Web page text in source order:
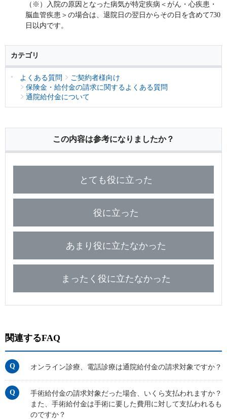
あんしんねんきん介護
あんしんねんきん介護Ｒ
こども保険
個人年金保険
個人年金保険
変額保険
急な資金が必要なとき
引越しするとき
結婚するとき
保険料の支払いが困難なとき
子どもが生まれるとき
子どもが独立・就職するとき
転職・退職するとき
介護が必要になったとき
ご病気・ご不幸があったとき
（※）入院の原因となった病気が特定疾病＜がん・心疾患・
脳血管疾患＞の場合は、退院日の翌日からその日を含めて730
日以内です。
カテゴリ
よくある質問
ご契約者様向け
保険金・給付金の請求に関するよくある質問
通院給付金について
この内容は参考になりましたか？
とても役に立った
役に立った
あまり役に立たなかった
まったく役に立たなかった
関連するFAQ
オンライン診療、電話診療は通院給付金の請求対象ですか？
手術給付金の請求対象だった場合、いくら支払われますか？
また、手術給付金は手術に要した費用に対して支払われるも
のですか？